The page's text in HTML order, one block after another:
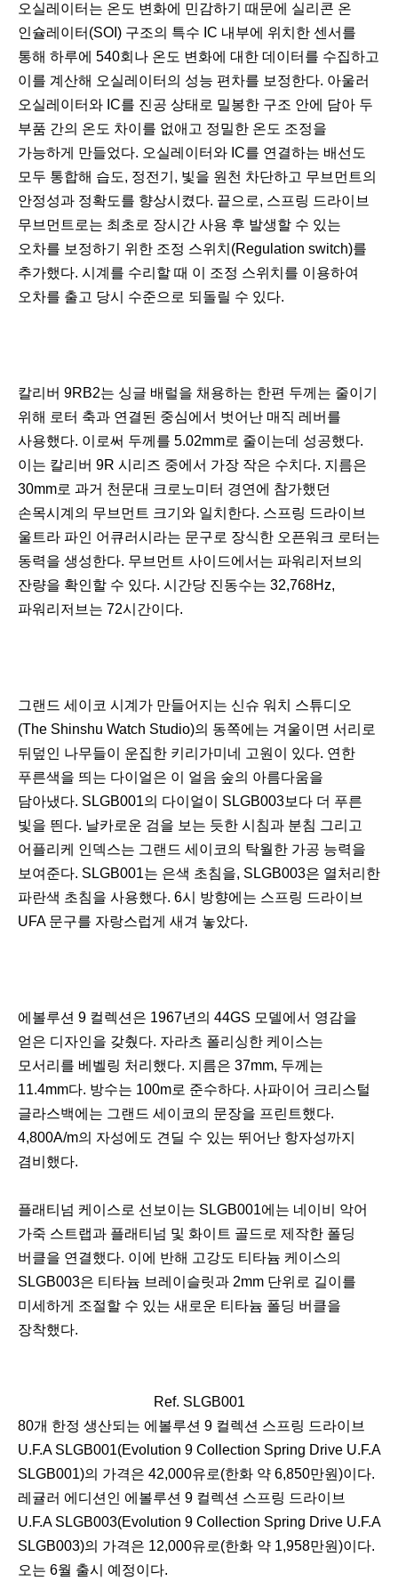
오실레이터는 온도 변화에 민감하기 때문에 실리콘 온
인슐레이터(SOI) 구조의 특수 IC 내부에 위치한 센서를
통해 하루에 540회나 온도 변화에 대한 데이터를 수집하고
이를 계산해 오실레이터의 성능 편차를 보정한다. 아울러
오실레이터와 IC를 진공 상태로 밀봉한 구조 안에 담아 두
부품 간의 온도 차이를 없애고 정밀한 온도 조정을
가능하게 만들었다. 오실레이터와 IC를 연결하는 배선도
모두 통합해 습도, 정전기, 빛을 원천 차단하고 무브먼트의
안정성과 정확도를 향상시켰다. 끝으로, 스프링 드라이브
무브먼트로는 최초로 장시간 사용 후 발생할 수 있는
오차를 보정하기 위한 조정 스위치(Regulation switch)를
추가했다. 시계를 수리할 때 이 조정 스위치를 이용하여
오차를 출고 당시 수준으로 되돌릴 수 있다.
칼리버 9RB2는 싱글 배럴을 채용하는 한편 두께는 줄이기
위해 로터 축과 연결된 중심에서 벗어난 매직 레버를
사용했다. 이로써 두께를 5.02mm로 줄이는데 성공했다.
이는 칼리버 9R 시리즈 중에서 가장 작은 수치다. 지름은
30mm로 과거 천문대 크로노미터 경연에 참가했던
손목시계의 무브먼트 크기와 일치한다. 스프링 드라이브
울트라 파인 어큐러시라는 문구로 장식한 오픈워크 로터는
동력을 생성한다. 무브먼트 사이드에서는 파워리저브의
잔량을 확인할 수 있다. 시간당 진동수는 32,768Hz,
파워리저브는 72시간이다.
그랜드 세이코 시계가 만들어지는 신슈 워치 스튜디오
(The Shinshu Watch Studio)의 동쪽에는 겨울이면 서리로
뒤덮인 나무들이 운집한 키리가미네 고원이 있다. 연한
푸른색을 띄는 다이얼은 이 얼음 숲의 아름다움을
담아냈다. SLGB001의 다이얼이 SLGB003보다 더 푸른
빛을 띈다. 날카로운 검을 보는 듯한 시침과 분침 그리고
어플리케 인덱스는 그랜드 세이코의 탁월한 가공 능력을
보여준다. SLGB001는 은색 초침을, SLGB003은 열처리한
파란색 초침을 사용했다. 6시 방향에는 스프링 드라이브
UFA 문구를 자랑스럽게 새겨 놓았다.
에볼루션 9 컬렉션은 1967년의 44GS 모델에서 영감을
얻은 디자인을 갖췄다. 자라츠 폴리싱한 케이스는
모서리를 베벨링 처리했다. 지름은 37mm, 두께는
11.4mm다. 방수는 100m로 준수하다. 사파이어 크리스털
글라스백에는 그랜드 세이코의 문장을 프린트했다.
4,800A/m의 자성에도 견딜 수 있는 뛰어난 항자성까지
겸비했다.
플래티넘 케이스로 선보이는 SLGB001에는 네이비 악어
가죽 스트랩과 플래티넘 및 화이트 골드로 제작한 폴딩
버클을 연결했다. 이에 반해 고강도 티타늄 케이스의
SLGB003은 티타늄 브레이슬릿과 2mm 단위로 길이를
미세하게 조절할 수 있는 새로운 티타늄 폴딩 버클을
장착했다.
Ref. SLGB001
이
전
다
음
80개 한정 생산되는 에볼루션 9 컬렉션 스프링 드라이브
U.F.A SLGB001(Evolution 9 Collection Spring Drive U.F.A
SLGB001)의 가격은 42,000유로(한화 약 6,850만원)이다.
레귤러 에디션인 에볼루션 9 컬렉션 스프링 드라이브
U.F.A SLGB003(Evolution 9 Collection Spring Drive U.F.A
SLGB003)의 가격은 12,000유로(한화 약 1,958만원)이다.
오는 6월 출시 예정이다.